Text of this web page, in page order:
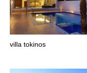
villa tokinos